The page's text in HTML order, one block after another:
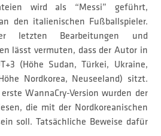
wird als “Messi” geführt,
den italienischen Fußballspieler.
letzten Bearbeitungen und
lässt vermuten, dass der Autor in
(Höhe Sudan, Türkei, Ukraine,
Nordkorea, Neuseeland) sitzt.
WannaCry-Version wurden der
die mit der Nordkoreanischen
soll. Tatsächliche Beweise dafür